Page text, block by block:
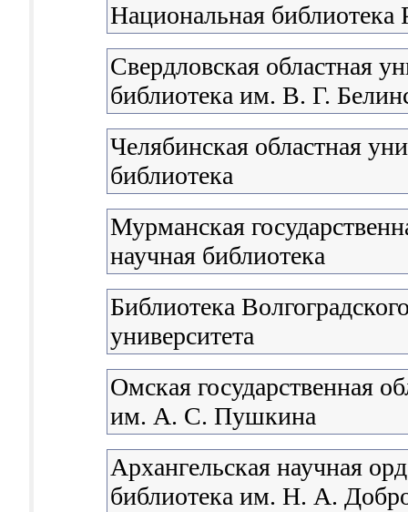
Национальная библиотека
Свердловская областная
библиотека им. В. Г.
Челябинская областная
библиотека
Мурманская
научная библиотека
Библиотека
университета
Омская государственная
им. А. С. Пушкина
Архангельская научная
библиотека им. Н. А.